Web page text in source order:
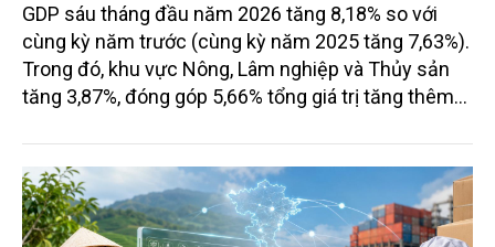
GDP sáu tháng đầu năm 2026 tăng 8,18% so với
cùng kỳ năm trước (cùng kỳ năm 2025 tăng 7,63%).
Trong đó, khu vực Nông, Lâm nghiệp và Thủy sản
tăng 3,87%, đóng góp 5,66% tổng giá trị tăng thêm
Nông nghiệp sáu tháng đầu năm 2026 tăng 3,57%
so với cùng kỳ năm trước, đóng góp 3,83% vào mức
tăng tổng giá trị tăng thêm của toàn nền kinh tế;
ngành Lâm nghiệp tăng 3,98%, đóng góp 0,27%;